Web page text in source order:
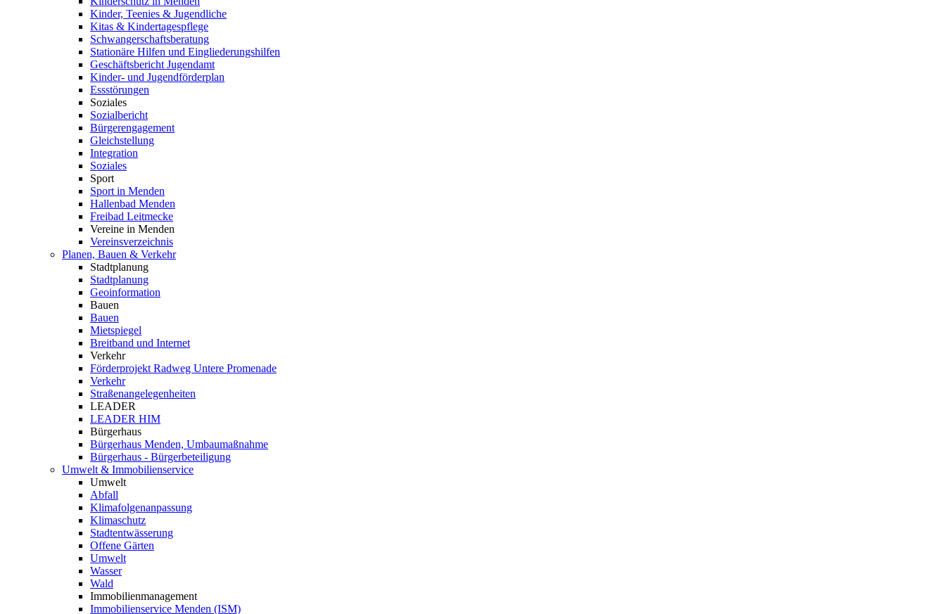
Kinder, Teenies & Jugendliche
Kitas & Kindertagespflege
Schwangerschaftsberatung
Stationäre Hilfen und Eingliederungshilfen
Geschäftsbericht Jugendamt
Kinder- und Jugendförderplan
Essstörungen
Soziales
Sozialbericht
Bürgerengagement
Gleichstellung
Integration
Soziales
Sport
Sport in Menden
Hallenbad Menden
Freibad Leitmecke
Vereine in Menden
Vereinsverzeichnis
Planen, Bauen & Verkehr
Stadtplanung
Stadtplanung
Geoinformation
Bauen
Bauen
Mietspiegel
Breitband und Internet
Verkehr
Förderprojekt Radweg Untere Promenade
Verkehr
Straßenangelegenheiten
LEADER
LEADER HIM
Bürgerhaus
Bürgerhaus Menden, Umbaumaßnahme
Bürgerhaus - Bürgerbeteiligung
Umwelt & Immobilienservice
Umwelt
Abfall
Klimafolgenanpassung
Klimaschutz
Stadtentwässerung
Offene Gärten
Umwelt
Wasser
Wald
Immobilienmanagement
Immobilienservice Menden (ISM)